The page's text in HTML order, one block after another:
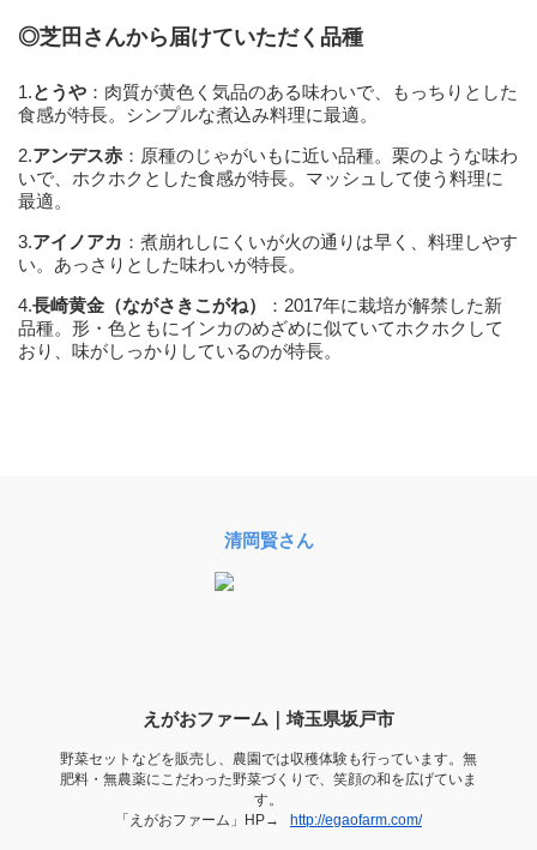
◎芝田さんから届けていただく品種
1.とうや ：肉質が黄色く気品のある味わいで、もっちりとした
食感が特長。シンプルな煮込み料理に最適。
2.アンデス赤 ：原種のじゃがいもに近い品種。栗のような味わ
いで、ホクホクとした食感が特長。マッシュして使う料理に
最適。
3.アイノアカ ：煮崩れしにくいが火の通りは早く、料理しやす
い。あっさりとした味わいが特長。
4.長崎黄金（ながさきこがね）
：2017年に栽培が解禁した新
品種。形・色ともにインカのめざめに似ていてホクホクして
おり、味がしっかりしているのが特長。
清岡賢さん
えがおファーム｜埼玉県坂戸市
野菜セットなどを販売し、農園では収穫体験も行っています。無
肥料・無農薬にこだわった野菜づくりで、笑顔の和を広げていま
す。
「えがおファーム」HP→
http://egaofarm.com/